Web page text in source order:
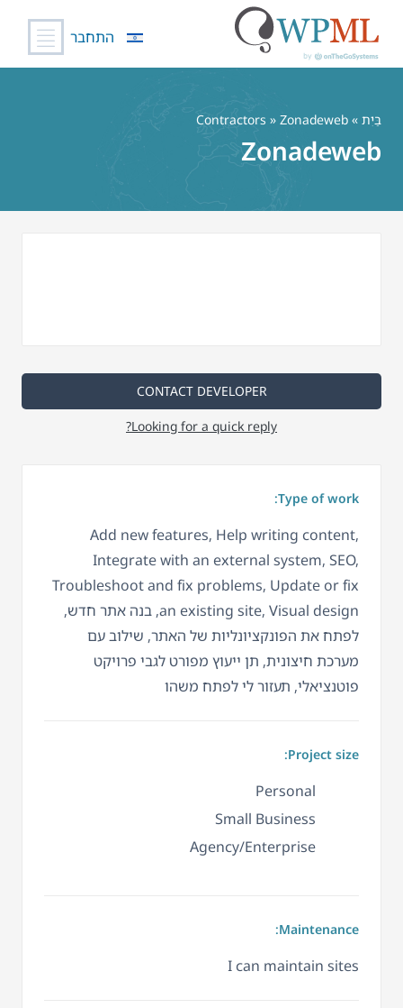
התחבר
בַּיִת »
Contractors » Zonadeweb
Zonadeweb
CONTACT DEVELOPER
Looking for a quick reply?
Type of work:
Add new features, Help writing content,
Integrate with an external system, SEO,
Troubleshoot and fix problems, Update or fix
an existing site, Visual design, בנה אתר חדש,
לפתח את הפונקציונליות של האתר, שילוב עם
מערכת חיצונית, תן ייעוץ מפורט לגבי פרויקט
פוטנציאלי, תעזור לי לפתח משהו
Project size:
Personal
Small Business
Agency/Enterprise
Maintenance:
I can maintain sites